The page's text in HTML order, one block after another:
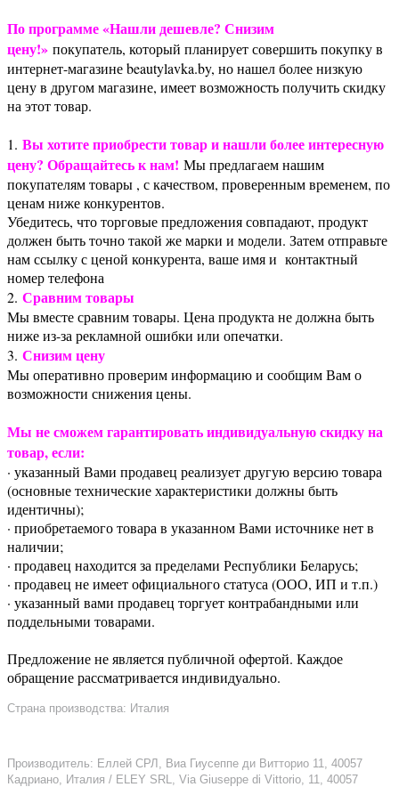
По программе «Нашли дешевле? Снизим
цену!» покупатель, который планирует совершить покупку в
интернет-магазине beautylavka.by, но нашел более низкую
цену в другом магазине, имеет возможность получить скидку
на этот товар.
1. Вы хотите приобрести товар и нашли более интересную
цену? Обращайтесь к нам! Мы предлагаем нашим
покупателям товары , с качеством, проверенным временем, по
ценам ниже конкурентов.
Убедитесь, что торговые предложения совпадают, продукт
должен быть точно такой же марки и модели. Затем отправьте
нам ссылку с ценой конкурента, ваше имя и контактный
номер телефона
2. Сравним товары
Мы вместе сравним товары. Цена продукта не должна быть
ниже из-за рекламной ошибки или опечатки.
3. Снизим цену
Мы оперативно проверим информацию и сообщим Вам о
возможности снижения цены.
Мы не сможем гарантировать индивидуальную скидку на
товар, если:
· указанный Вами продавец реализует другую версию товара
(основные технические характеристики должны быть
идентичны);
· приобретаемого товара в указанном Вами источнике нет в
наличии;
· продавец находится за пределами Республики Беларусь;
· продавец не имеет официального статуса (ООО, ИП и т.п.)
· указанный вами продавец торгует контрабандными или
поддельными товарами.
Предложение не является публичной офертой. Каждое
обращение рассматривается индивидуально.
Страна производства: Италия
Производитель: Еллей СРЛ, Виа Гиусеппе ди Витторио 11, 40057
Кадриано, Италия / ELEY SRL, Via Giuseppe di Vittorio, 11, 40057